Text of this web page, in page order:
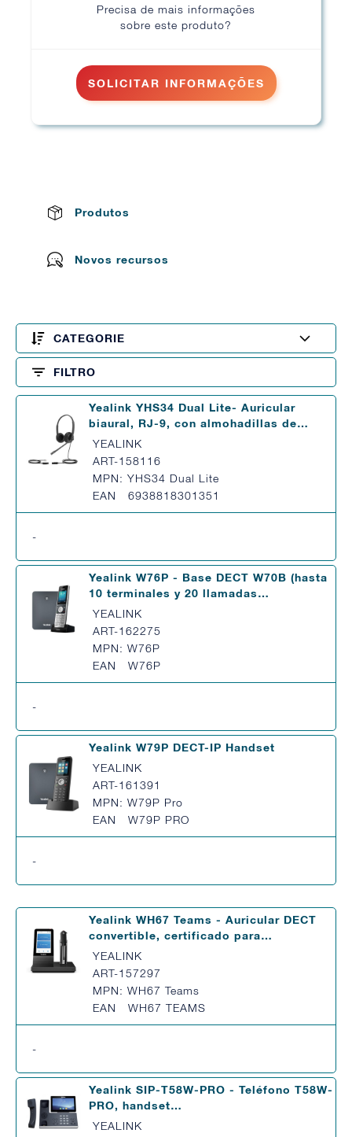
Precisa de mais informações
sobre este produto?
SOLICITAR INFORMAÇÕES
Produtos
Novos recursos
CATEGORIE
FILTRO
Yealink YHS34 Dual Lite- Auricular
biaural, RJ-9, con almohadillas de…
YEALINK
ART-158116
MPN: YHS34 Dual Lite
EAN 6938818301351
-
Yealink W76P - Base DECT W70B (hasta
10 terminales y 20 llamadas…
YEALINK
ART-162275
MPN: W76P
EAN W76P
-
Yealink W79P DECT-IP Handset
YEALINK
ART-161391
MPN: W79P Pro
EAN W79P PRO
-
Yealink WH67 Teams - Auricular DECT
convertible, certificado para…
YEALINK
ART-157297
MPN: WH67 Teams
EAN WH67 TEAMS
-
Yealink SIP-T58W-PRO - Teléfono T58W-
PRO, handset…
YEALINK